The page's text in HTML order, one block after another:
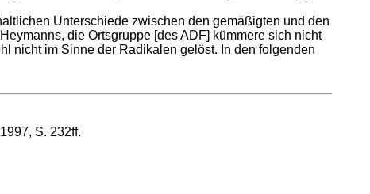
Unterschiede zwischen den gemäßigten und den
die Ortsgruppe [des ADF] kümmere sich nicht
nicht im Sinne der Radikalen gelöst. In den folgenden
S. 232ff.